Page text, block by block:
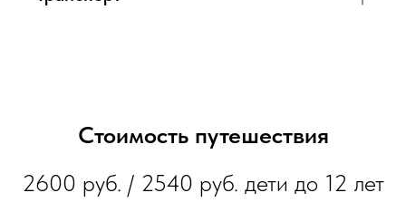
Стоимость путешествия
2600 руб. / 2540 руб. дети до 12 лет